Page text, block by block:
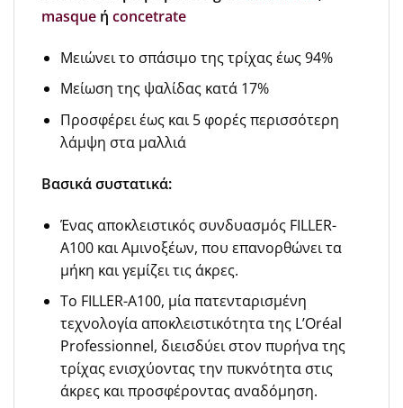
masque ή concetrate
Μειώνει το σπάσιμο της τρίχας έως 94%
Μείωση της ψαλίδας κατά 17%
Προσφέρει έως και 5 φορές περισσότερη
λάμψη στα μαλλιά
Βασικά συστατικά:
Ένας αποκλειστικός συνδυασμός FILLER-
A100 και Αμινοξέων, που επανορθώνει τα
μήκη και γεμίζει τις άκρες.
Το FILLER-A100, μία πατενταρισμένη
τεχνολογία αποκλειστικότητα της L’Oréal
Professionnel, διεισδύει στον πυρήνα της
τρίχας ενισχύοντας την πυκνότητα στις
άκρες και προσφέροντας αναδόμηση.